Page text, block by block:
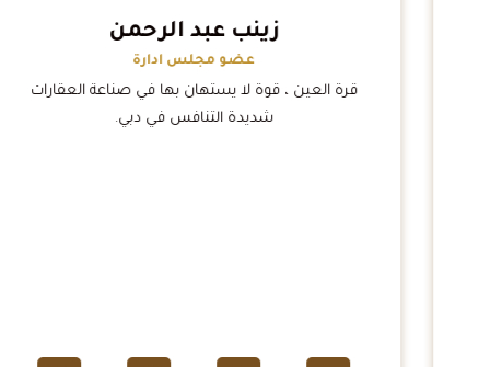
زينب عبد الرحمن
عضو مجلس ادارة
قرة العين ، قوة لا يستهان بها في صناعة العقارات
شديدة التنافس في دبي.